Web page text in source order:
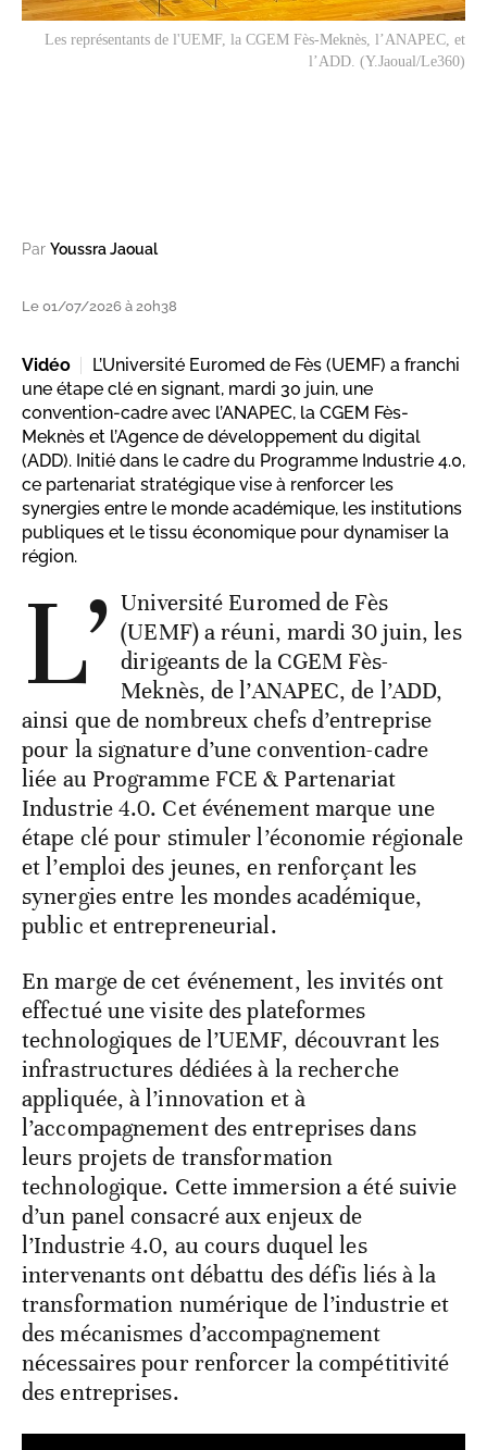
Les représentants de l'UEMF, la CGEM Fès-Meknès, l’ANAPEC, et
l’ADD. (Y.Jaoual/Le360)
Par Youssra Jaoual
Le 01/07/2026 à 20h38
Vidéo
L’Université Euromed de Fès (UEMF) a franchi
une étape clé en signant, mardi 30 juin, une
convention-cadre avec l’ANAPEC, la CGEM Fès-
Meknès et l’Agence de développement du digital
(ADD). Initié dans le cadre du Programme Industrie 4.0,
ce partenariat stratégique vise à renforcer les
synergies entre le monde académique, les institutions
publiques et le tissu économique pour dynamiser la
région.
L’ Université Euromed de Fès
(UEMF) a réuni, mardi 30 juin, les
dirigeants de la CGEM Fès-
Meknès, de l’ANAPEC, de l’ADD,
ainsi que de nombreux chefs d’entreprise
pour la signature d’une convention-cadre
liée au Programme FCE & Partenariat
Industrie 4.0. Cet événement marque une
étape clé pour stimuler l’économie régionale
et l’emploi des jeunes, en renforçant les
synergies entre les mondes académique,
public et entrepreneurial.
En marge de cet événement, les invités ont
effectué une visite des plateformes
technologiques de l’UEMF, découvrant les
infrastructures dédiées à la recherche
appliquée, à l’innovation et à
l’accompagnement des entreprises dans
leurs projets de transformation
technologique. Cette immersion a été suivie
d’un panel consacré aux enjeux de
l’Industrie 4.0, au cours duquel les
intervenants ont débattu des défis liés à la
transformation numérique de l’industrie et
des mécanismes d’accompagnement
nécessaires pour renforcer la compétitivité
des entreprises.